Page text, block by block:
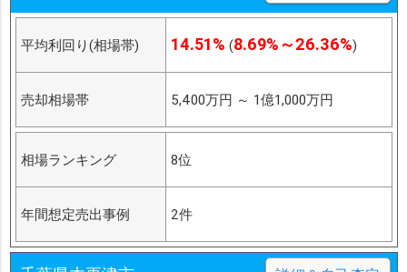
平均利回り(相場帯) 14.51% (8.69%～26.36%)
売却相場帯 5,400万円 ～ 1億1,000万円
相場ランキング 8位
年間想定売出事例 2件